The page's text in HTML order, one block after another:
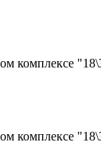
комплексе
комплексе